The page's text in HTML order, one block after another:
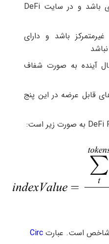
توکن باید یک پروتکل دیفای باشد و در سایت DeFi
باشد و دارای
حداقل تا ۵ سال آینده به صورت شفاف
قابل عرضه در این پنج
است. عبارت Circ